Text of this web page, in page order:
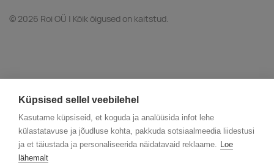
Küpsised sellel veebilehel
Kasutame küpsiseid, et koguda ja analüüsida infot lehe
külastatavuse ja jõudluse kohta, pakkuda sotsiaalmeedia liidestusi
ja et täiustada ja personaliseerida näidatavaid reklaame. Loe
lähemalt
© 2026 Roi OÜ | Kõik õigused on kaitstud.